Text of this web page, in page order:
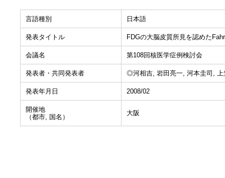
言語種別 日本語
発表タイトル FDGの大脳皮質所見を認めた
会議名 第108回核医学症例検討会
発表者・共同発表者 ◎河相吉, 岩田亮一, 河本圭司, 上
発表年月日 2008/02
開催地
（都市, 国名）
大阪